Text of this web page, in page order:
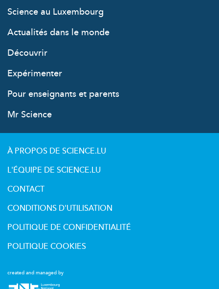
Science au Luxembourg
Actualités dans le monde
Découvrir
Expérimenter
Pour enseignants et parents
Mr Science
created and managed by
À PROPOS DE SCIENCE.LU
L'ÉQUIPE DE SCIENCE.LU
CONTACT
CONDITIONS D'UTILISATION
POLITIQUE DE CONFIDENTIALITÉ
POLITIQUE COOKIES